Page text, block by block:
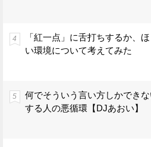
「紅一点」に舌打ちするか、
い環境について考えてみた
何でそういう言い方しかでき
する人の悪循環【DJあおい】